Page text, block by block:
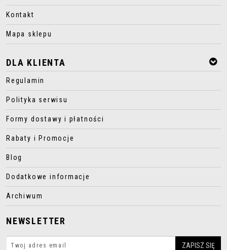
Kontakt
Mapa sklepu
DLA KLIENTA
Regulamin
Polityka serwisu
Formy dostawy i płatności
Rabaty i Promocje
Blog
Dodatkowe informacje
Archiwum
NEWSLETTER